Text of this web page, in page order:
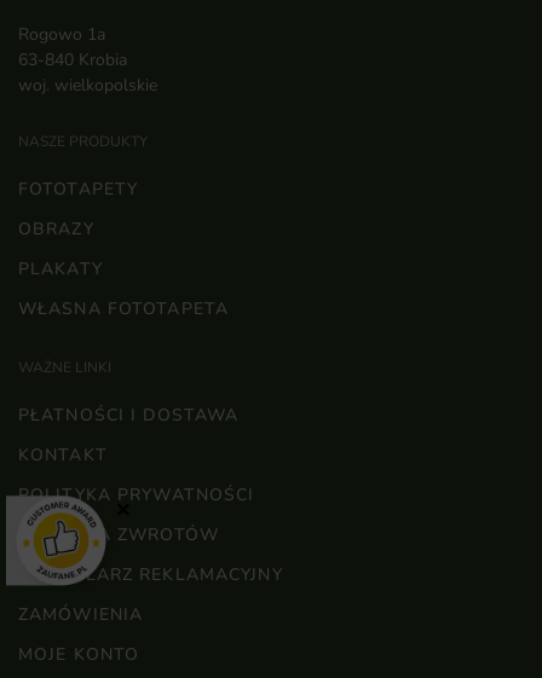
Rogowo 1a
63-840 Krobia
woj. wielkopolskie
NASZE PRODUKTY
FOTOTAPETY
OBRAZY
PLAKATY
WŁASNA FOTOTAPETA
WAŻNE LINKI
PŁATNOŚCI I DOSTAWA
KONTAKT
POLITYKA PRYWATNOŚCI
POLITYKA ZWROTÓW
FORMULARZ REKLAMACYJNY
ZAMÓWIENIA
MOJE KONTO